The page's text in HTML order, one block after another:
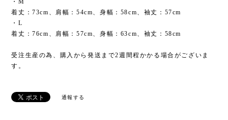
着丈：73cm、肩幅：54cm、身幅：58cm、袖丈：57cm
・L
着丈：76cm、肩幅：57cm、身幅：63cm、袖丈：58cm
受注生産の為、購入から発送まで2週間程かかる場合がございま
す。
通報する